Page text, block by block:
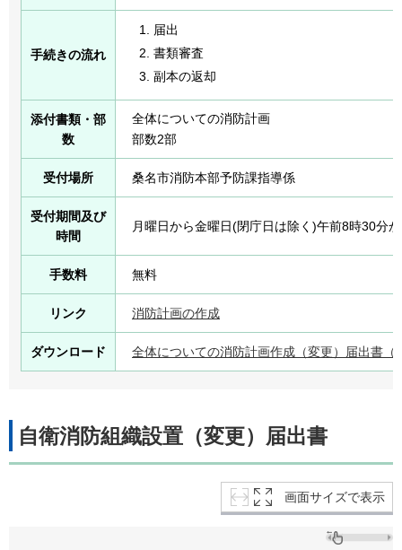
手続きの流れ
届出
書類審査
副本の返却
添付書類・部
数
全体についての消防計画
部数2部
受付場所 桑名市消防本部予防課指導係
受付期間及び
時間
月曜日から金曜日(閉庁日は除く)午前8時30分
手数料 無料
リンク 消防計画の作成
ダウンロード 全体についての消防計画作成（変更）届出書（
自衛消防組織設置（変更）届出書
画面サイズで表示